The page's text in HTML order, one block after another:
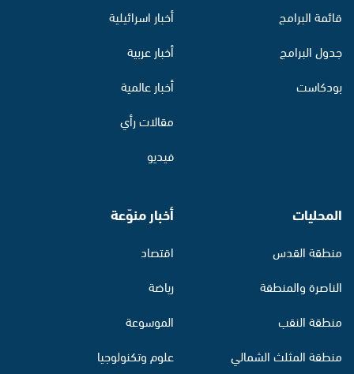
قائمة البرامج
جدول البرامج
بودكاست
أخبار اسرائيلية
أخبار عربية
أخبار عالمية
مقالات رأي
فيديو
المحليات
منطقة القدس
الناصرة والمنطقة
منطقة النقب
منطقة المثلث الشمالي
أخبار منوّعة
اقتصاد
رياضة
الموسوعة
علوم وتكنولوجيا